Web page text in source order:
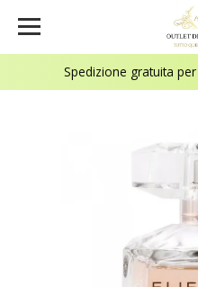
Spedizione gratuita